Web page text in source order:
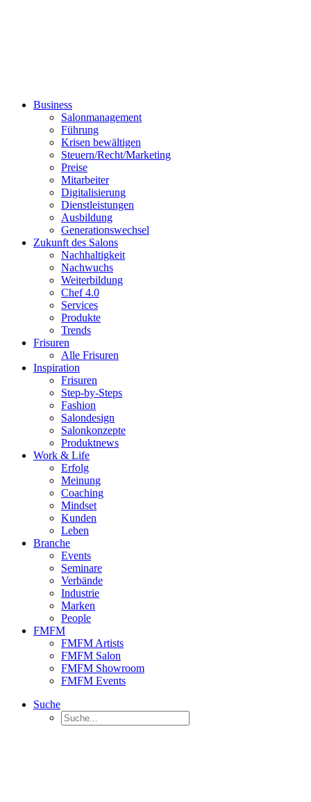
Business
Salonmanagement
Führung
Krisen bewältigen
Steuern/Recht/Marketing
Preise
Mitarbeiter
Digitalisierung
Dienstleistungen
Ausbildung
Generationswechsel
Zukunft des Salons
Nachhaltigkeit
Nachwuchs
Weiterbildung
Chef 4.0
Services
Produkte
Trends
Frisuren
Alle Frisuren
Inspiration
Frisuren
Step-by-Steps
Fashion
Salondesign
Salonkonzepte
Produktnews
Work & Life
Erfolg
Meinung
Coaching
Mindset
Kunden
Leben
Branche
Events
Seminare
Verbände
Industrie
Marken
People
FMFM
FMFM Artists
FMFM Salon
FMFM Showroom
FMFM Events
Suche